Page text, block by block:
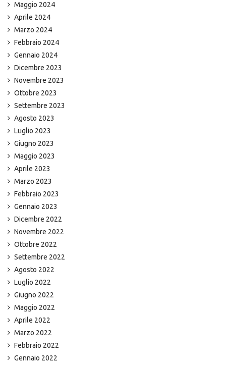
Maggio 2024
Aprile 2024
Marzo 2024
Febbraio 2024
Gennaio 2024
Dicembre 2023
Novembre 2023
Ottobre 2023
Settembre 2023
Agosto 2023
Luglio 2023
Giugno 2023
Maggio 2023
Aprile 2023
Marzo 2023
Febbraio 2023
Gennaio 2023
Dicembre 2022
Novembre 2022
Ottobre 2022
Settembre 2022
Agosto 2022
Luglio 2022
Giugno 2022
Maggio 2022
Aprile 2022
Marzo 2022
Febbraio 2022
Gennaio 2022